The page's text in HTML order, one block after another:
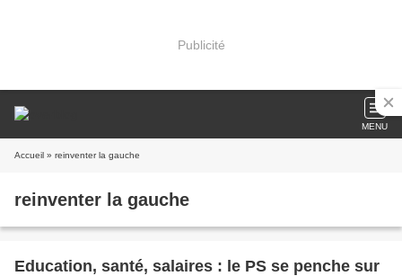
Publicité
MENU
Accueil » reinventer la gauche
reinventer la gauche
Education, santé, salaires : le PS se penche sur